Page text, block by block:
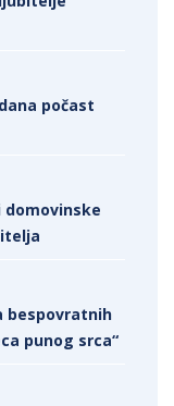
počast
domovinske
bespovratnih
punog srca“